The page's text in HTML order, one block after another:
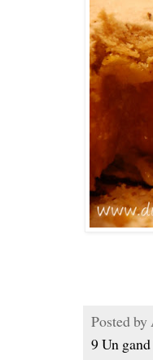
Posted by
9 Un